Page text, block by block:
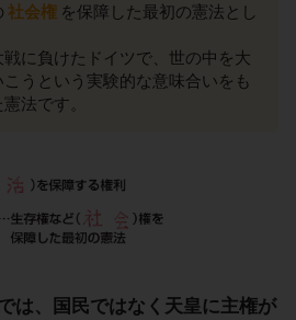
社会権 を保障した最初の憲法とし
に負けたドイツで、世の中を大
こうという実験的な意味合いをも
法です。
は、国民ではなく天皇に主権が